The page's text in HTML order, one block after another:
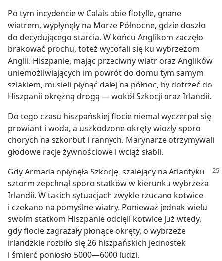
Po tym incydencie w Calais obie flotylle, gnane
wiatrem, wypłynęły na Morze Północne, gdzie doszło
do decydującego starcia. W końcu Anglikom zaczęło
brakować prochu, toteż wycofali się ku wybrzeżom
Anglii. Hiszpanie, mając przeciwny wiatr oraz Anglików
uniemożliwiających im powrót do domu tym samym
szlakiem, musieli płynąć dalej na północ, by dotrzeć do
Hiszpanii okrężną drogą — wokół Szkocji oraz Irlandii.
Do tego czasu hiszpańskiej flocie niemal wyczerpał się
prowiant i woda, a uszkodzone okręty wiozły sporo
chorych na szkorbut i rannych. Marynarze otrzymywali
głodowe racje żywnościowe i wciąż słabli.
Gdy Armada opłynęła Szkocję, szalejący na Atlantyku
sztorm zepchnął sporo statków w kierunku wybrzeża
Irlandii. W takich sytuacjach zwykle rzucano kotwice
i czekano na pomyślne wiatry. Ponieważ jednak wielu
swoim statkom Hiszpanie odcięli kotwice już wtedy,
gdy flocie zagrażały płonące okręty, o wybrzeże
irlandzkie rozbiło się 26 hiszpańskich jednostek
i śmierć poniosło 5000—6000 ludzi.